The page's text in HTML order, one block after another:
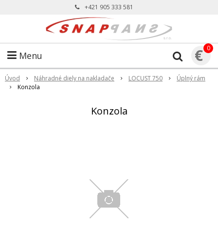
+421 905 333 581
Menu € 0
Úvod Náhradné diely na nakladače LOCUST 750
Úplný rám
Konzola
Konzola